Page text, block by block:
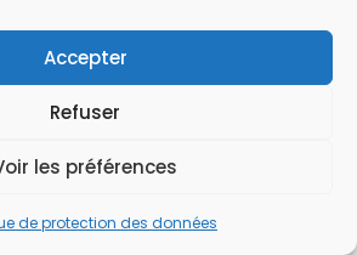
Accepter
Refuser
les préférences
de protection des données
artisanale.
assurer une bonne
la maison ?
de conserver les